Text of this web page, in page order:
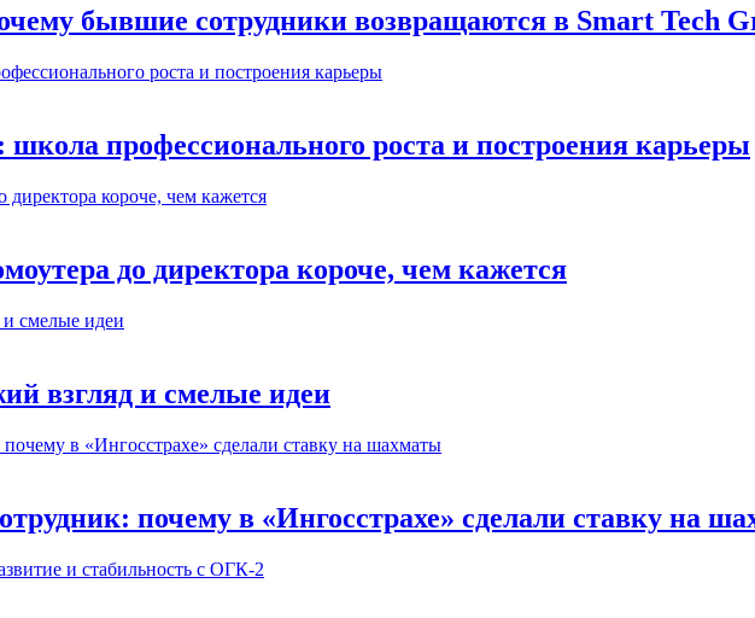
бывшие сотрудники возвращаются в Smart Tech
профессионального роста и построения карьеры
до директора короче, чем кажется
взгляд и смелые идеи
почему в «Ингосстрахе» сделали ставку на